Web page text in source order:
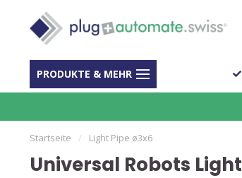
PRODUKTE & MEHR
Shop für Automation
Startseite / Light Pipe ø3x6
Universal Robots